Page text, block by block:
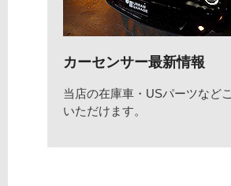
カーセンサー最新情報
当店の在庫車・USパーツなど
いただけます。